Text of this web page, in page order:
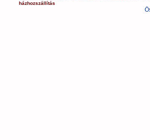
házhozszállítás